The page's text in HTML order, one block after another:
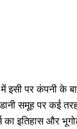
इसी पर कंपनी के
समूह पर कई
का इतिहास और